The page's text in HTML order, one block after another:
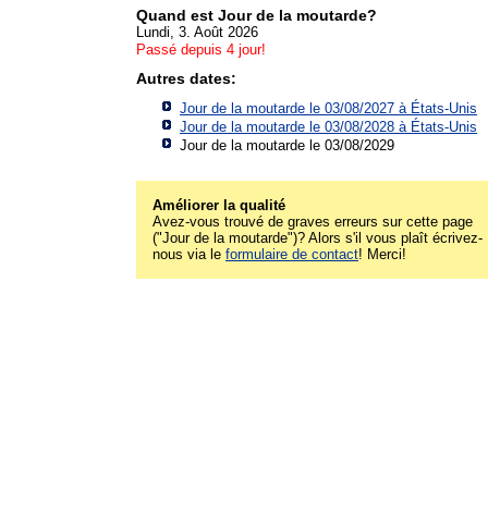
Quand est Jour de la moutarde?
Lundi, 3. Août 2026
Passé depuis 4 jour!
Autres dates:
Jour de la moutarde le 03/08/2027 à États-Unis
Jour de la moutarde le 03/08/2028 à États-Unis
Jour de la moutarde le 03/08/2029
Améliorer la qualité
Avez-vous trouvé de graves erreurs sur cette page
("Jour de la moutarde")? Alors s'il vous plaît écrivez-
nous via le formulaire de contact! Merci!